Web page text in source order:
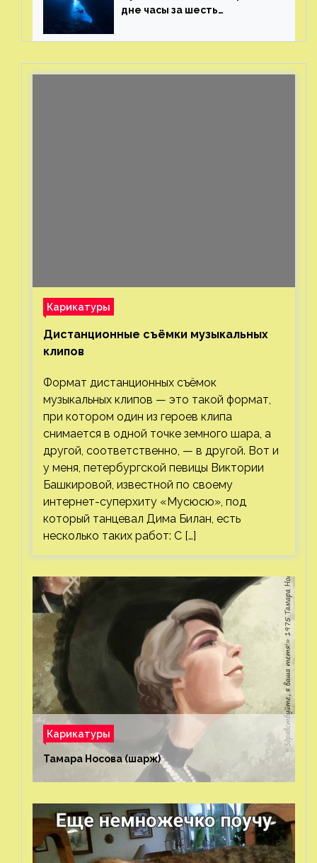
дне часы за шесть
с помощью пластиковых
Карикатуры
Дистанционные съёмки музыкальных
клипов⁠⁠
Формат дистанционных съёмок
музыкальных клипов — это такой формат,
при котором один из героев клипа
снимается в одной точке земного шара, а
другой, соответственно, — в другой. Вот и
у меня, петербургской певицы Виктории
Башкировой, известной по своему
интернет-суперхиту «Мусюсю», под
который танцевал Дима Билан, есть
несколько таких работ: С […]
Карикатуры
Тамара Носова (шарж)⁠⁠